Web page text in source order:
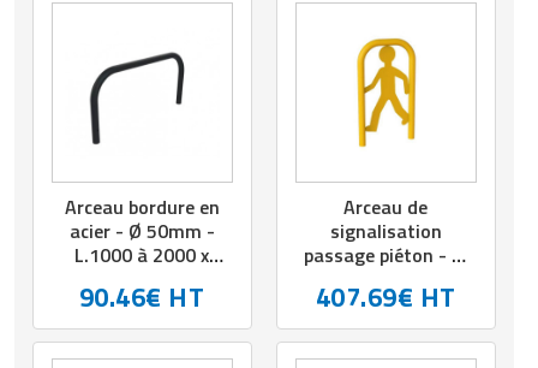
Arceau bordure en
acier - Ø 50mm -
L.1000 à 2000 x
au choix
90.46€ HT
Arceau de
signalisation
passage piéton - H.
mm - Acier galva
thermolaqué - A
sceller ou sur
407.69€ HT